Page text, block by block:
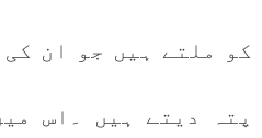
کو ملتے ہیں جو ان
پتہ دیتے ہیں ۔اس